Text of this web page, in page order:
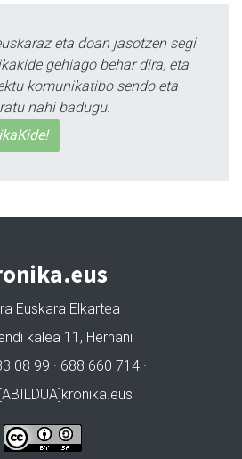
eta doan jasotzen segi
gehiago behar dira, eta
komunikatibo sendo eta
nahi badugu.
Euskara Elkartea
kalea 11, Hernani
08 99 · 688 660 714 ·